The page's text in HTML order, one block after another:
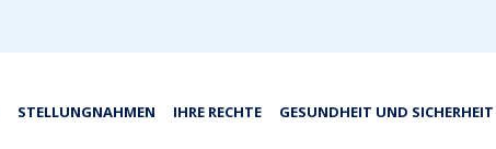
STELLUNGNAHMEN IHRE RECHTE GESUNDHEIT UND SICHERHEIT